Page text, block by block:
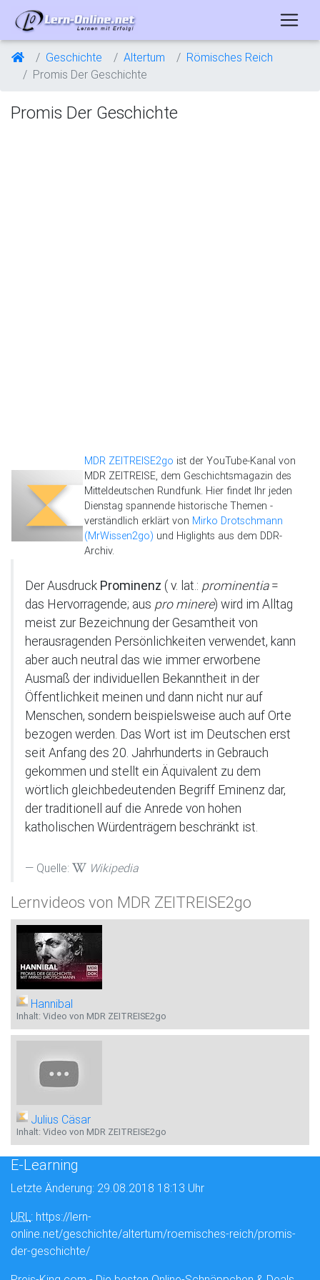
Geschichte Altertum
Römisches Reich
Promis Der Geschichte
Promis Der Geschichte
MDR ZEITREISE2go ist der YouTube-Kanal von
MDR ZEITREISE, dem Geschichtsmagazin des
Mitteldeutschen Rundfunk. Hier findet Ihr jeden
Dienstag spannende historische Themen -
verständlich erklärt von Mirko Drotschmann
(MrWissen2go) und Higlights aus dem DDR-
Archiv.
Der Ausdruck Prominenz ( v. lat.: prominentia=
das Hervorragende; aus pro minere) wird im Alltag
meist zur Bezeichnung der Gesamtheit von
herausragenden Persönlichkeiten verwendet, kann
aber auch neutral das wie immer erworbene
Ausmaß der individuellen Bekanntheit in der
Öffentlichkeit meinen und dann nicht nur auf
Menschen, sondern beispielsweise auch auf Orte
bezogen werden. Das Wort ist im Deutschen erst
seit Anfang des 20. Jahrhunderts in Gebrauch
gekommen und stellt ein Äquivalent zu dem
wörtlich gleichbedeutenden Begriff Eminenz dar,
der traditionell auf die Anrede von hohen
katholischen Würdenträgern beschränkt ist.
Quelle: Wikipedia
Lernvideos von MDR ZEITREISE2go
Hannibal
Inhalt: Video von MDR ZEITREISE2go
Julius Cäsar
Inhalt: Video von MDR ZEITREISE2go
E-Learning
Letzte Änderung: 29.08.2018 18:13 Uhr
URL: https://lern-
online.net/geschichte/altertum/roemisches-reich/promis-
der-geschichte/